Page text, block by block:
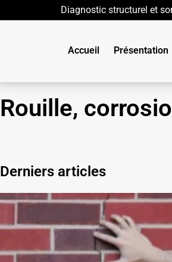
Diagnostic structurel et
Accueil Présentation
Rouille,
Derniers articles